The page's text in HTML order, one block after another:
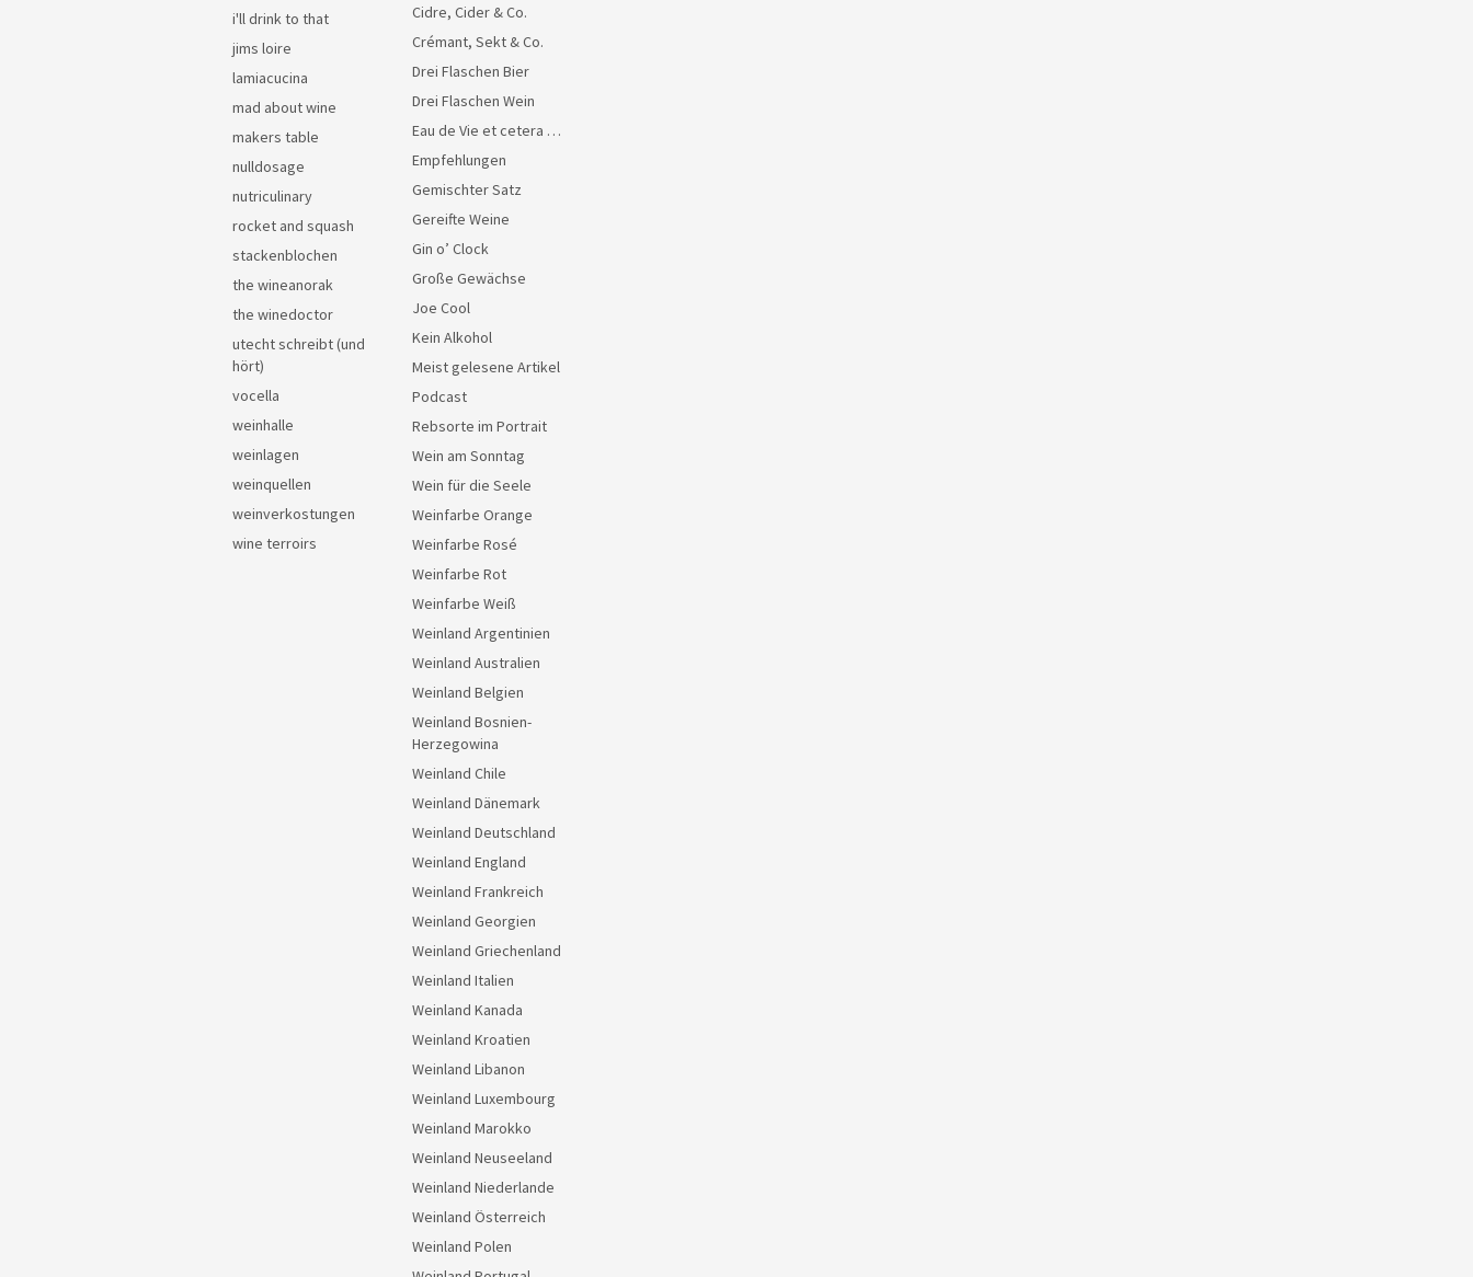
i'll drink to that
jims loire
lamiacucina
mad about wine
makers table
nulldosage
nutriculinary
rocket and squash
stackenblochen
the wineanorak
the winedoctor
utecht schreibt (und
hört)
vocella
weinhalle
weinlagen
weinquellen
weinverkostungen
wine terroirs
Cidre, Cider & Co.
Crémant, Sekt & Co.
Drei Flaschen Bier
Drei Flaschen Wein
Eau de Vie et cetera …
Empfehlungen
Gemischter Satz
Gereifte Weine
Gin o’ Clock
Große Gewächse
Joe Cool
Kein Alkohol
Meist gelesene Artikel
Podcast
Rebsorte im Portrait
Wein am Sonntag
Wein für die Seele
Weinfarbe Orange
Weinfarbe Rosé
Weinfarbe Rot
Weinfarbe Weiß
Weinland Argentinien
Weinland Australien
Weinland Belgien
Weinland Bosnien-
Herzegowina
Weinland Chile
Weinland Dänemark
Weinland Deutschland
Weinland England
Weinland Frankreich
Weinland Georgien
Weinland Griechenland
Weinland Italien
Weinland Kanada
Weinland Kroatien
Weinland Libanon
Weinland Luxembourg
Weinland Marokko
Weinland Neuseeland
Weinland Niederlande
Weinland Österreich
Weinland Polen